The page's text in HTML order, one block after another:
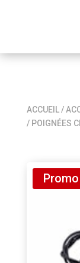
ACCUEIL/
/ POIGNÉES